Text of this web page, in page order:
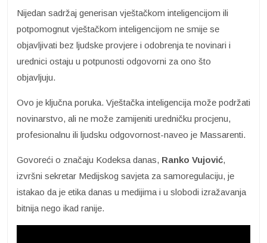
Nijedan sadržaj generisan vještačkom inteligencijom ili
potpomognut vještačkom inteligencijom ne smije se
objavljivati bez ljudske provjere i odobrenja te novinari i
urednici ostaju u potpunosti odgovorni za ono što
objavljuju.
Ovo je ključna poruka. Vještačka inteligencija može podržati
novinarstvo, ali ne može zamijeniti uredničku procjenu,
profesionalnu ili ljudsku odgovornost-naveo je Massarenti.
Govoreći o značaju Kodeksa danas, Ranko Vujović,
izvršni sekretar Medijskog savjeta za samoregulaciju, je
istakao da je etika danas u medijima i u slobodi izražavanja
bitnija nego ikad ranije.